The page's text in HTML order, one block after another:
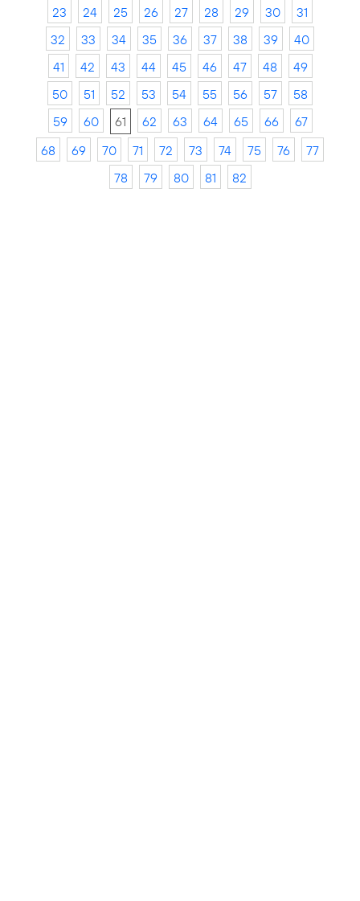
23
24 25 26 27 28 29 30
31
32
33 34 35 36 37 38 39
40
41
42 43 44 45 46 47 48
49
50
51 52 53 54 55 56 57
58
59
60 61 62 63 64 65 66
67
68
69 70 71 72 73 74 75 76
77
78
79 80 81 82